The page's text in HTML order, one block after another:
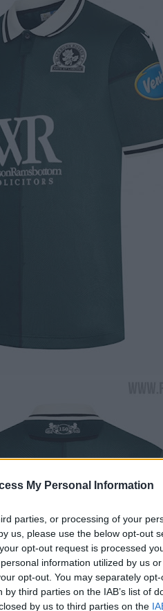
My Personal Information
parties, or processing of your
us, please use the below opt-out
opt-out request is processed
information utilized by us
opt-out. You may separately
third parties on the IAB’s list of
by us to third parties on the